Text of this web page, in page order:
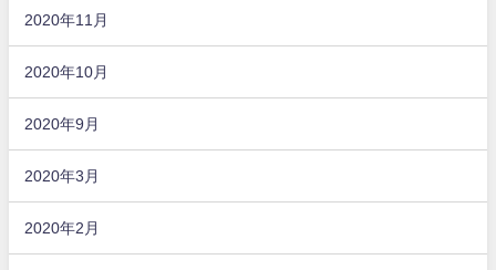
2020年11月
2020年10月
2020年9月
2020年3月
2020年2月